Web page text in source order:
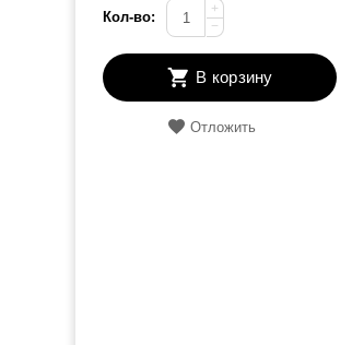
Кол-во:
+
−
В корзину
Отложить